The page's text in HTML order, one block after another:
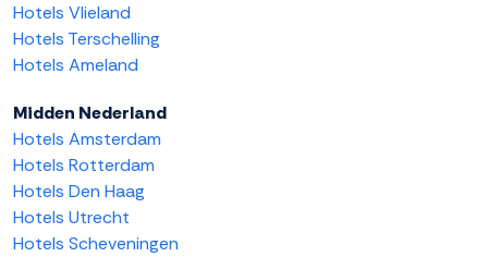
Hotels Vlieland
Hotels Terschelling
Hotels Ameland
Midden Nederland
Hotels Amsterdam
Hotels Rotterdam
Hotels Den Haag
Hotels Utrecht
Hotels Scheveningen